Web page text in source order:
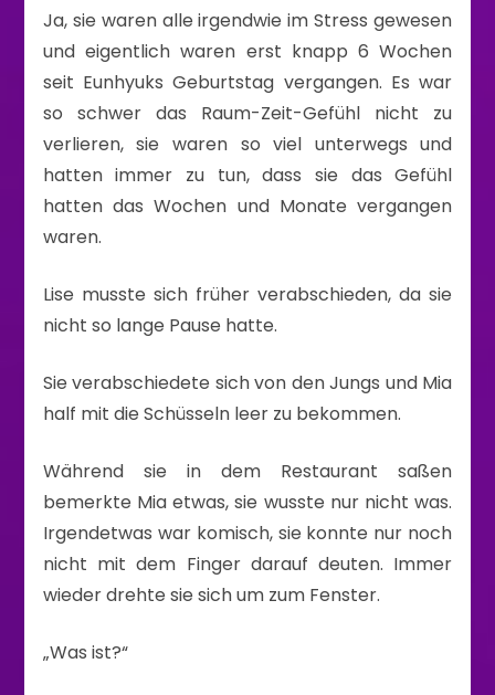
Ja, sie waren alle irgendwie im Stress gewesen
und eigentlich waren erst knapp 6 Wochen
seit Eunhyuks Geburtstag vergangen. Es war
so schwer das Raum-Zeit-Gefühl nicht zu
verlieren, sie waren so viel unterwegs und
hatten immer zu tun, dass sie das Gefühl
hatten das Wochen und Monate vergangen
waren.
Lise musste sich früher verabschieden, da sie
nicht so lange Pause hatte.
Sie verabschiedete sich von den Jungs und Mia
half mit die Schüsseln leer zu bekommen.
Während sie in dem Restaurant saßen
bemerkte Mia etwas, sie wusste nur nicht was.
Irgendetwas war komisch, sie konnte nur noch
nicht mit dem Finger darauf deuten. Immer
wieder drehte sie sich um zum Fenster.
„Was ist?“